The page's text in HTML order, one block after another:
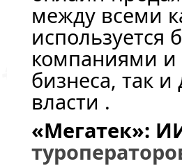
между всеми
используется
компаниями и
бизнеса, так
власти .
«Мегатек»: